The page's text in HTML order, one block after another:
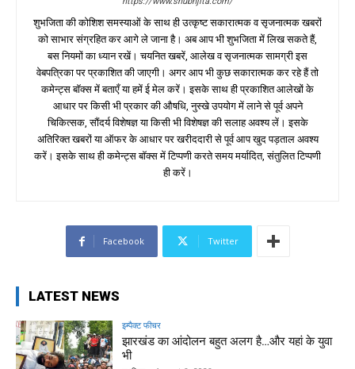
शुभजिता की कोशिश समस्याओं के साथ ही उत्कृष्ट सकारात्मक व सृजनात्मक खबरों
को साभार संग्रहित कर आगे ले जाना है। अब आप भी शुभजिता में लिख सकते हैं,
बस नियमों का ध्यान रखें। चयनित खबरें, आलेख व सृजनात्मक सामग्री इस
वेबपत्रिका पर प्रकाशित की जाएगी। अगर आप भी कुछ सकारात्मक कर रहे हैं तो
कमेन्ट्स बॉक्स में बताएँ या हमें ई मेल करें। इसके साथ ही प्रकाशित आलेखों के
आधार पर किसी भी प्रकार की औषधि, नुस्खे उपयोग में लाने से पूर्व अपने
चिकित्सक, सौंदर्य विशेषज्ञ या किसी भी विशेषज्ञ की सलाह अवश्य लें। इसके
अतिरिक्त खबरों या ऑफर के आधार पर खरीददारी से पूर्व आप खुद पड़ताल अवश्य
करें। इसके साथ ही कमेन्ट्स बॉक्स में टिप्पणी करते समय मर्यादित, संतुलित टिप्पणी
ही करें।
Facebook Twitter
LATEST NEWS
इम्पैक्ट फीचर
झारखंड का आंदोलन बहुत अलग है…और यहां के युवा
भी